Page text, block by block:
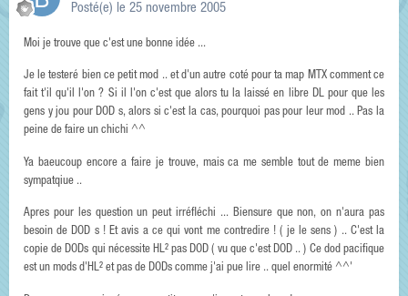
Posté(e) le 25 novembre 2005
Moi je trouve que c'est une bonne idée ...
Je le testeré bien ce petit mod .. et d'un autre coté pour ta map MTX comment ce
fait t'il qu'il l'on ? Si il l'on c'est que alors tu la laissé en libre DL pour que les
gens y jou pour DOD s, alors si c'est la cas, pourquoi pas pour leur mod .. Pas la
peine de faire un chichi ^^
Ya baeucoup encore a faire je trouve, mais ca me semble tout de meme bien
sympatqiue ..
Apres pour les question un peut irréfléchi ... Biensure que non, on n'aura pas
besoin de DOD s ! Et avis a ce qui vont me contredire ! ( je le sens ) .. C'est la
copie de DODs qui nécessite HL² pas DOD ( vu que c'est DOD .. ) Ce dod pacifique
est un mods d'HL² et pas de DODs comme j'ai pue lire .. quel enormité ^^'